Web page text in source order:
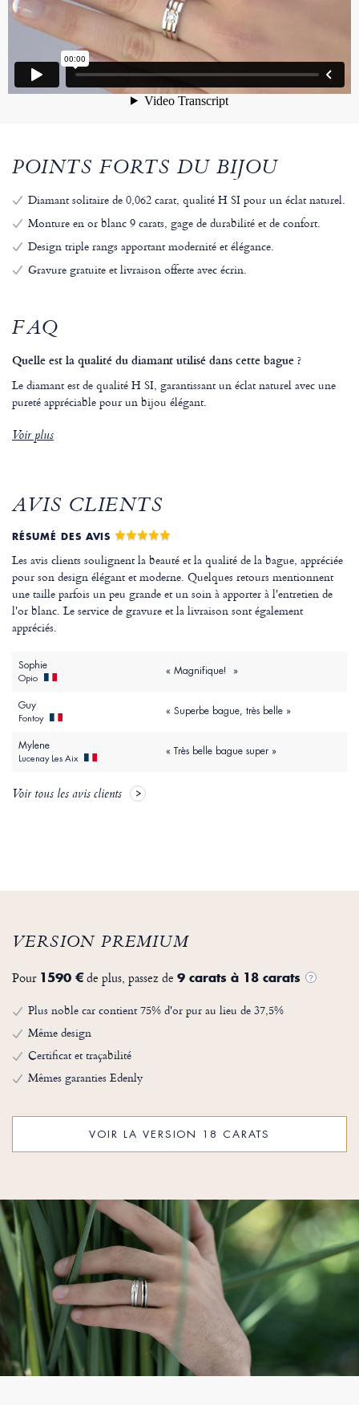
POINTS FORTS DU BIJOU
Diamant solitaire de 0,062 carat, qualité H SI pour un éclat naturel.
Monture en or blanc 9 carats, gage de durabilité et de confort.
Design triple rangs apportant modernité et élégance.
Gravure gratuite et livraison offerte avec écrin.
FAQ
Quelle est la qualité du diamant utilisé dans cette bague ?
Le diamant est de qualité H SI, garantissant un éclat naturel avec une
pureté appréciable pour un bijou élégant.
Voir plus
AVIS CLIENTS
RÉSUMÉ DES AVIS
Les avis clients soulignent la beauté et la qualité de la bague, appréciée
pour son design élégant et moderne. Quelques retours mentionnent
une taille parfois un peu grande et un soin à apporter à l'entretien de
l'or blanc. Le service de gravure et la livraison sont également
appréciés.
Sophie
Opio
« Magnifique! »
Guy
Fontoy
« Superbe bague, très belle »
Mylene
Lucenay Les Aix
« Très belle bague super »
Voir tous les avis clients
VERSION PREMIUM
Pour 1590 €de plus, passez de 9 carats à 18 carats ?
Plus noble car contient 75% d'or pur au lieu de 37,5%
Même design
Certificat et traçabilité
Mêmes garanties Edenly
VOIR LA VERSION 18 CARATS